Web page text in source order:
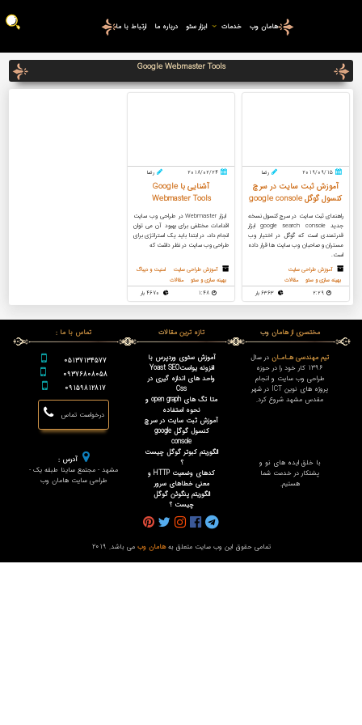
هامان وب خدمات ابزار سئو درباره ما ارتباط با ما
Google Webmaster Tools
2019/09/15 رضا
آموزش ثبت سایت در سرچ
کنسول گوگل google console
راهنمای ثبت سایت در سرچ کنسول نسخه
جدید google search console ابزار
قدرتمندی است که گوگل در اختیار وب
مستران و صاحبان وب سایت ها قرار داده
است.
آموزش طراحی سایت
بهینه سازی و سئو
مقالات
2:29
6363 بار
2018/02/24 رضا
آشنایی با Google
Webmaster Tools
ابزار Webmaster در طراحی وب سایت
اقدامات مختلفی برای بهبود آن می توان
انجام داد، در ابتدا باید یک استراتژی برای
طراحی وب سایت در نظر داشت که
آموزش طراحی سایت
امنیت و دیباگ
بهینه سازی و سئو
مقالات
1:48
مختصری از هامان وب
تیم مهندسی هـامـان در سال
1396 کار خود را در حوزه
طراحی وب سایت و انجام
پروژه های نوین ICT در شهر
مقدس مشهد شروع کرد.
با خلق ایده های نو و
پشتکار در خدمت شما
هستیم.
تازه ترین مقالات
آموزش سئوی وردپرس با
افزونه یواستYoast SEO
واحد های اندازه گیری در
Css
متا تگ های open graph و
نحوه استفاده
آموزش ثبت سایت در سرچ
کنسول گوگل google
console
الگوریتم کبوتر گوگل چیست
؟
کدهای وضعیت HTTP و
معنی خطاهای سرور
الگوریتم پنگوئن گوگل
چیست ؟
تماس با ما :
05137134577
09376808058
09159812817
درخواست تماس
آدرس :
مشهد - مجتمع ساینا طبقه یک -
طراحی سایت هامان وب
تمامی حقوق این وب سایت متعلق بههامان وب می باشد. 2019